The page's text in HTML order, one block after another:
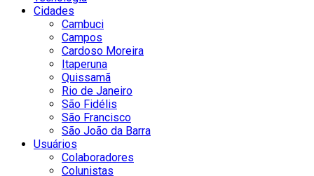
Cidades
Cambuci
Campos
Cardoso Moreira
Itaperuna
Quissamã
Rio de Janeiro
São Fidélis
São Francisco
São João da Barra
Usuários
Colaboradores
Colunistas